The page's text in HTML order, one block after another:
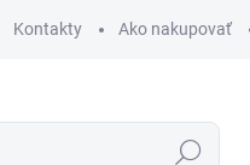
Kontakty Ako nakupovať
Hľadať